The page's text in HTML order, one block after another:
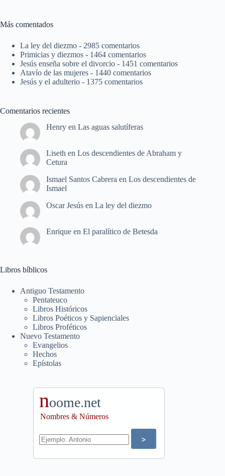
Más comentados
La ley del diezmo - 2985 comentarios
Primicias y diezmos - 1464 comentarios
Jesús enseña sobre el divorcio - 1451 comentarios
Atavío de las mujeres - 1440 comentarios
Jesús y el adulterio - 1375 comentarios
Comentarios recientes
Henry en Las aguas salutíferas
Liseth en Los descendientes de Abraham y
Cetura
Ismael Santos Cabrera en Los descendientes de
Ismael
Oscar Jesús en La ley del diezmo
Enrique en El paralítico de Betesda
Libros bíblicos
Antiguo Testamento
Pentateuco
Libros Históricos
Libros Poéticos y Sapienciales
Libros Proféticos
Nuevo Testamento
Evangelios
Hechos
Epístolas
noome.net
Nombres & Números